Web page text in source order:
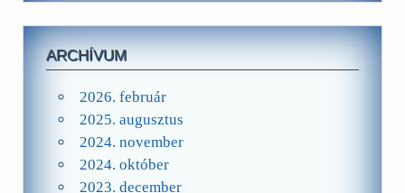
ARCHÍVUM
2026. február
2025. augusztus
2024. november
2024. október
2023. december